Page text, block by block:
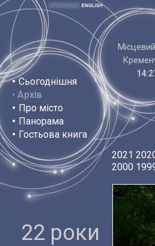
• Сьогоднішня
• Архів
• Про місто
• Панорама
• Гостьова книга
22 роки
2021
2000